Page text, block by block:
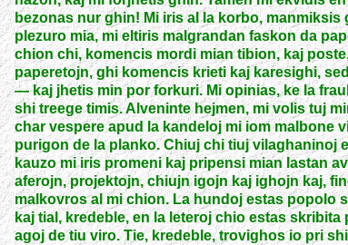
bezonas nur ghin! Mi iris al la korbo,
plezuro mia, mi eltiris malgrandan faskon da
chion chi, komencis mordi mian tibion, kaj
paperetojn, ghi komencis krieti kaj karesighi,
— kaj jhetis min por forkuri. Mi opinias, ke la
shi treege timis. Alveninte hejmen, mi volis tuj
char vespere apud la kandeloj mi iom malbone
purigon de la planko. Chiuj chi tiuj vilaghaninoj
kauzo mi iris promeni kaj pripensi mian lastan
aferojn, projektojn, chiujn igojn kaj ighojn kaj,
malkovros al mi chion. La hundoj estas popolo
kaj tial, kredeble, en la leteroj chio estas
agoj de tiu viro. Tie, kredeble, trovighos io pri